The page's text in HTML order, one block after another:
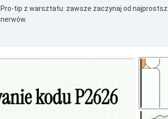
Pro-tip z warsztatu: zawsze zaczynaj od
nerwów.